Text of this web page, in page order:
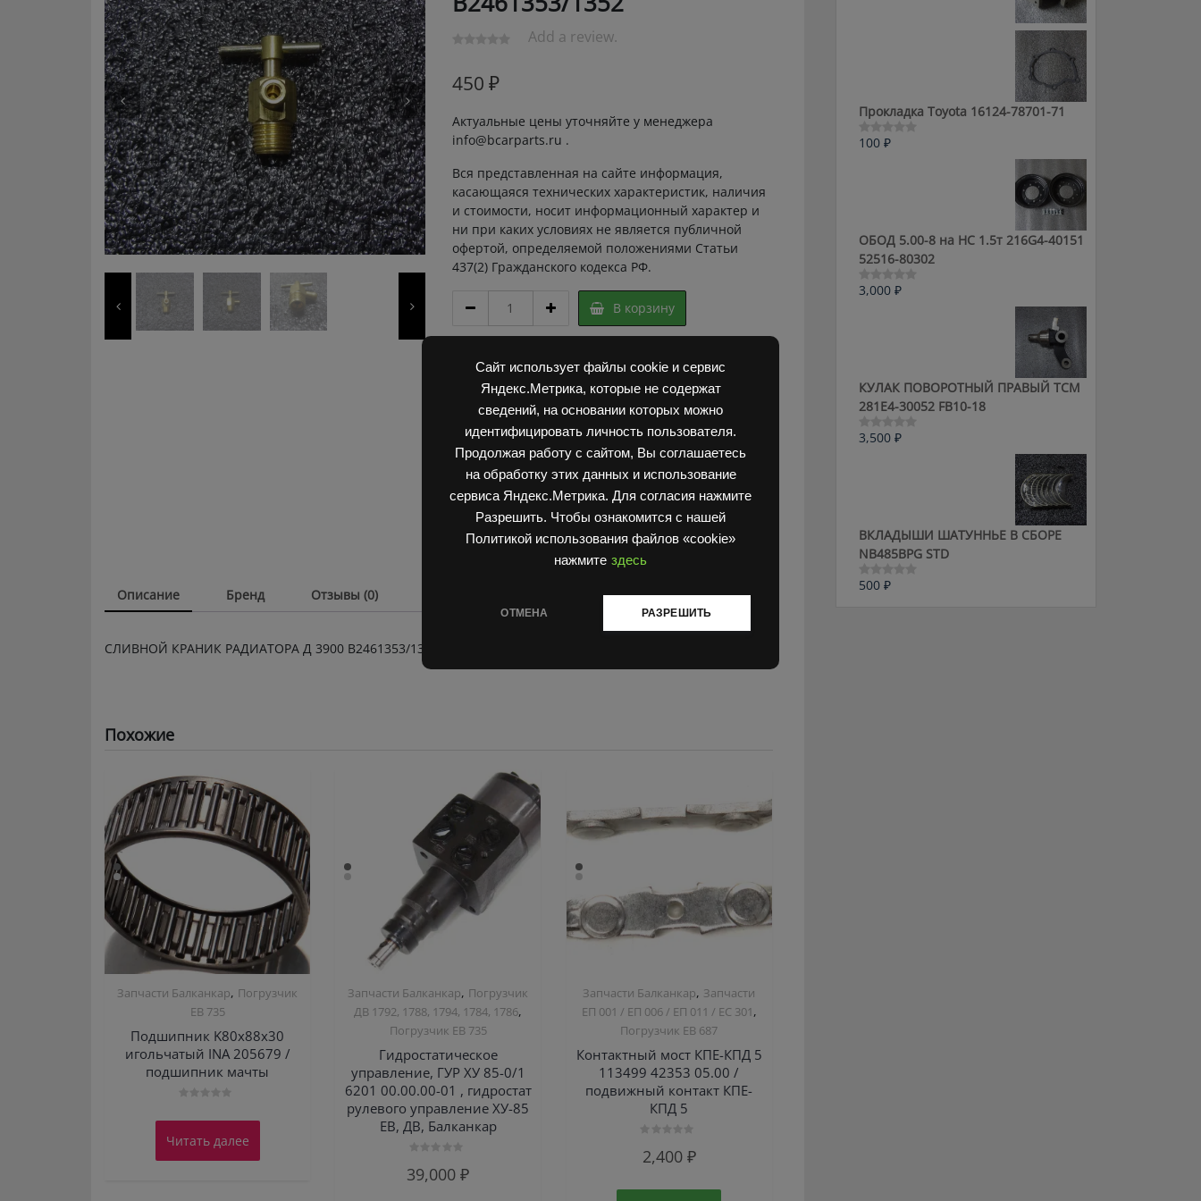
Сайт использует файлы cookie и сервис
Яндекс.Метрика, которые не содержат
сведений, на основании которых можно
идентифицировать личность пользователя.
Продолжая работу с сайтом, Вы соглашаетесь
на обработку этих данных и использование
сервиса Яндекс.Метрика. Для согласия нажмите
Разрешить. Чтобы ознакомится с нашей
Политикой использования файлов «cookie»
нажмите здесь
ОТМЕНА РАЗРЕШИТЬ
Add a review.
450 ₽
Актуальные цены уточняйте у менеджера
info@bcarparts.ru .
Вся представленная на сайте информация,
касающаяся технических характеристик, наличия
и стоимости, носит информационный характер и
ни при каких условиях не является публичной
офертой, определяемой положениями Статьи
437(2) Гражданского кодекса РФ.
КРАНИК
РАДИАТОРА
3900
B2461353/1352
quantity
В корзину
Артикул:
3A80013 Super
Запчасти Балканкар
Погрузчик ДВ
1792, 1788, 1794, 1784, 1786
Описание Бренд Отзывы (0)
СЛИВНОЙ КРАНИК РАДИАТОРА Д 3900 B2461353/1352
Похожие
Запчасти Балканкар, Погрузчик
ЕВ 735
Подшипник K80х88х30
игольчатый INA 205679 /
подшипник мачты
0
5
Читать далее
Запчасти Балканкар, Погрузчик
ДВ 1792, 1788, 1794, 1784, 1786,
Погрузчик ЕВ 735
Гидростатическое
управление, ГУР ХУ 85-0/1
6201 00.00.00-01 , гидростат
рулевого управление ХУ-85
ЕВ, ДВ, Балканкар
0
39,000₽
Запчасти Балканкар, Запчасти
ЕП 001 / ЕП 006 / ЕП 011 / ЕС 301,
Погрузчик ЕВ 687
Контактный мост КПЕ-КПД 5
113499 42353 05.00 /
подвижный контакт КПЕ-
КПД 5
02,400 ₽
Прокладка Toyota 16124-78701-71
Оценка
100 ₽
ОБОД 5.00-8 на HC 1.5т 216G4-40151
52516-80302
Оценка
3,000 ₽
КУЛАК ПОВОРОТНЫЙ ПРАВЫЙ ТСМ
281E4-30052 FB10-18
Оценка
3,500 ₽
ВКЛАДЫШИ ШАТУННЬЕ В СБОРЕ
NB485BPG STD
Оценка
500 ₽